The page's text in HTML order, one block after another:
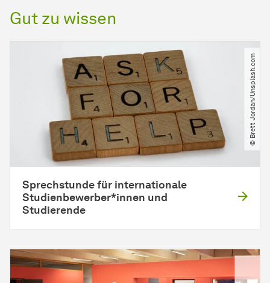
Gut zu wissen
© Brett Jordan​/​Unsplash.com
Sprechstunde für internationale
Studienbewerber*innen und
Studierende